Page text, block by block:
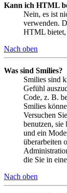
Kann ich HTML
Nein, es ist
verwenden.
HTML bietet,
Nach oben
Was sind Smilies?
Smilies sind
Gefühl
Code, z. B.
Smilies
Versuchen
benutzen, sie
und ein
überarbeiten
die Sie in
Nach oben